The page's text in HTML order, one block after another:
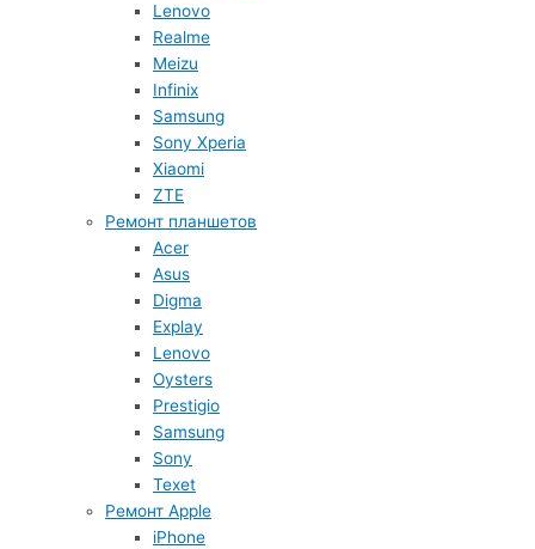
Lenovo
Realme
Meizu
Infinix
Samsung
Sony Xperia
Xiaomi
ZTE
Ремонт планшетов
Acer
Asus
Digma
Explay
Lenovo
Oysters
Prestigio
Samsung
Sony
Texet
Ремонт Apple
iPhone